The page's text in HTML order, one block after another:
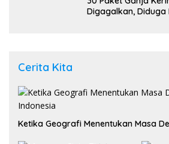
Digagalkan, Diduga
Cerita Kita
Ketika Geografi Menentukan Masa